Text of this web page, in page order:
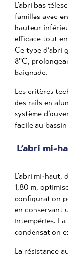
L’abri bas
familles avec
hauteur
efficace tout
Ce type d’abri
8°C,
baignade.
Les critères
des rails en
système
facile au
L’abri mi-
L’abri mi-haut,
1,80 m,
configuration
en conservant
intempéries.
condensation
La résistance